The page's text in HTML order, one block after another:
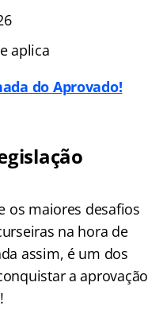
aplica
do Aprovado!
os maiores desafios
na hora de
assim, é um dos
a aprovação